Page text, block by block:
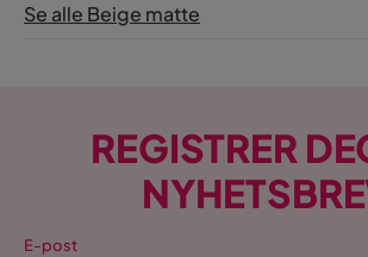
Se alle Beige matte
REGISTRER
E-post